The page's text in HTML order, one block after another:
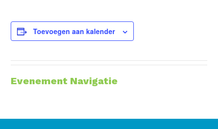
Toevoegen aan kalender
Evenement Navigatie